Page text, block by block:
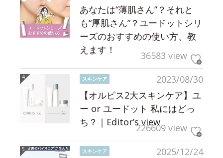
あなたは“薄肌さん”？それと
も“厚肌さん”？ユードットシリ
ーズのおすすめの使い方、教
えます！
36583 view
2023/08/30
スキンケア
【オルビス2大スキンケア】ユ
ー or ユードット 私にはどっ
ち？｜Editor’s view226609 view
2025/12/24
スキンケア